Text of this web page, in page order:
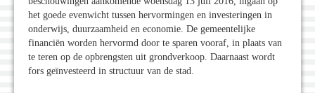
het goede evenwicht tussen hervormingen en investeringen in
onderwijs, duurzaamheid en economie. De gemeentelijke
financiën worden hervormd door te sparen vooraf, in plaats van
te teren op de opbrengsten uit grondverkoop. Daarnaast wordt
fors geïnvesteerd in structuur van de stad.